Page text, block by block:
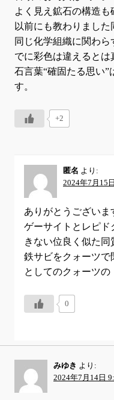
よく見え鉱石の構造も
以前にも教わりました
同じ化学組織に関わら
でに彩色は違えると
石言葉“確固たる思い
す。
+2
匿名 より:
2024年7月15
ありがとうございま
ゲーサイトとレピド
きない位良く似た同
鉄サビをクォーツで
としてのクォーツの
0
みゆき より:
2024年7月14日